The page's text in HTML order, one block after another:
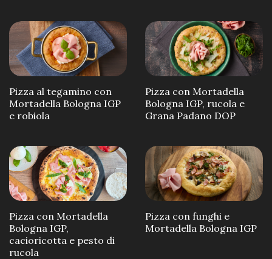
Pizza al tegamino con
Mortadella Bologna IGP
e robiola
Pizza con Mortadella
Bologna IGP, rucola e
Grana Padano DOP
Pizza con Mortadella
Bologna IGP,
cacioricotta e pesto di
rucola
Pizza con funghi e
Mortadella Bologna IGP